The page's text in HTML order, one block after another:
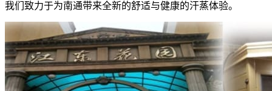
我们致力于为南通带来全新的舒适与健康的汗蒸体验。